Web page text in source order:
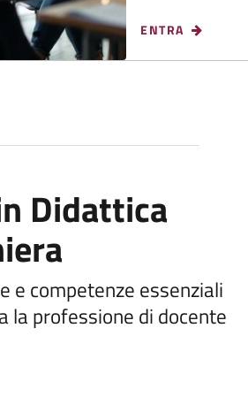
ENTRA
Didattica
e competenze essenziali
la professione di docente